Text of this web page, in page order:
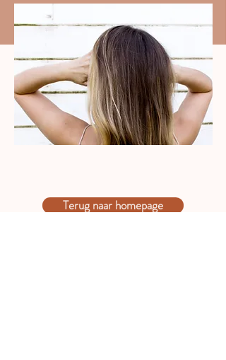
Terug naar homepage